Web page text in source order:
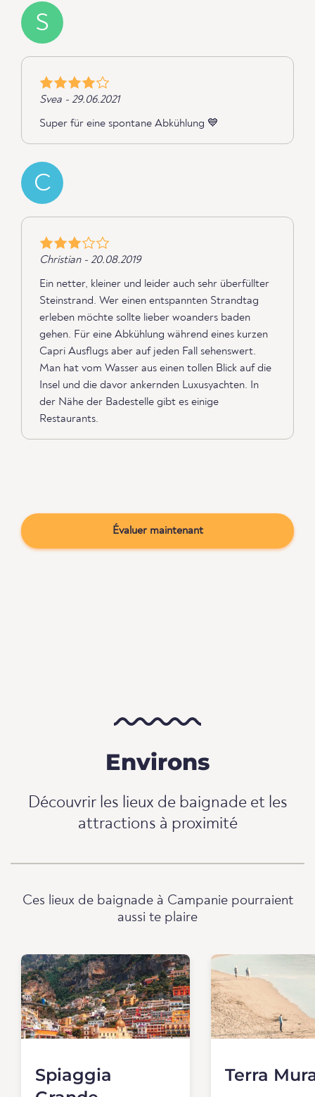
S
Svea - 29.06.2021
Super für eine spontane Abkühlung 💙
C
Christian - 20.08.2019
Ein netter, kleiner und leider auch sehr überfüllter
Steinstrand. Wer einen entspannten Strandtag
erleben möchte sollte lieber woanders baden
gehen. Für eine Abkühlung während eines kurzen
Capri Ausflugs aber auf jeden Fall sehenswert.
Man hat vom Wasser aus einen tollen Blick auf die
Insel und die davor ankernden Luxusyachten. In
der Nähe der Badestelle gibt es einige
Restaurants.
Évaluer maintenant
Environs
Découvrir les lieux de baignade et les
attractions à proximité
Ces lieux de baignade à Campanie pourraient
aussi te plaire
Spiaggia
Terra